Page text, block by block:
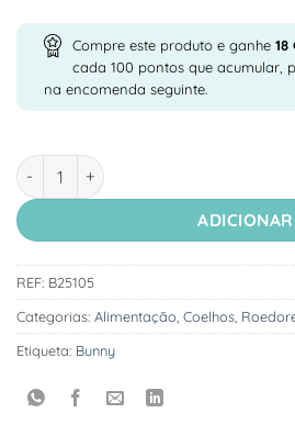
Compre este produto e ganhe 18
cada 100 pontos que acumular,
na encomenda seguinte.
Quantidade de Bunny Sonho Para
ADICIONAR
REF: B25105
Categorias: Alimentação Coelhos
Etiqueta: Bunny